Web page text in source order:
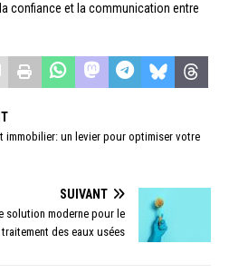
confiance et la communication entre
immobilier: un levier pour optimiser votre
SUIVANT
solution moderne pour le
traitement des eaux usées